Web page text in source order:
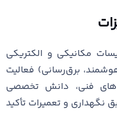
مکانیکی و الکتریکی
برق‌رسانی) فعالیت
فنی، دانش تخصصی
و تعمیرات تأکید